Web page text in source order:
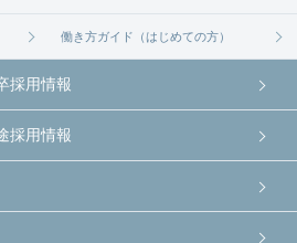
働き方ガイド（はじめての方）
採用情報
採用情報